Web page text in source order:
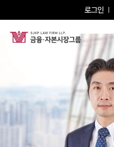
로그인
정사봉Senior Partner Attorney